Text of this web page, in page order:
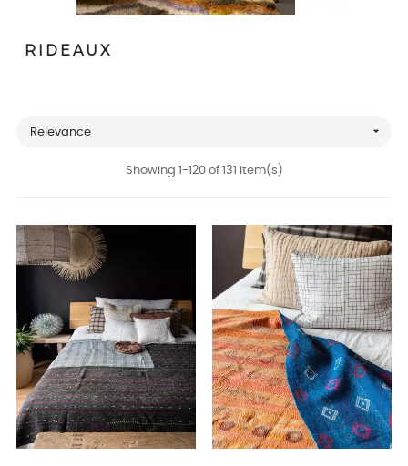
RIDEAUX
Relevance 
Showing 1-120 of 131 item(s)